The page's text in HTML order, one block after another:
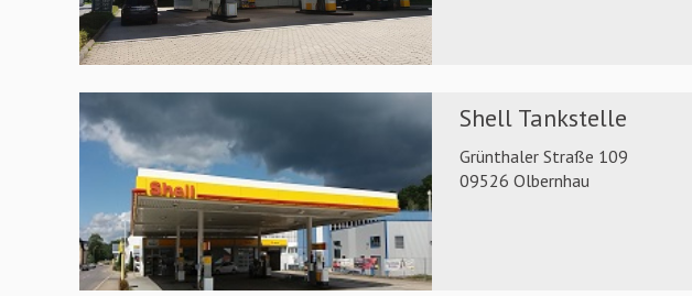
Shell Tankstelle
Grünthaler Straße 109
09526 Olbernhau